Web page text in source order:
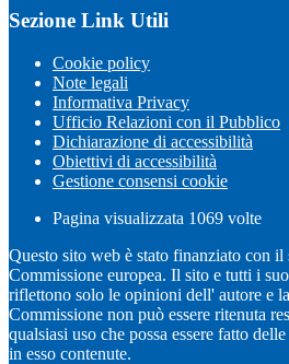
Sezione Link Utili
Cookie policy
Note legali
Informativa Privacy
Ufficio Relazioni con il Pubblico
Dichiarazione di accessibilità
Obiettivi di accessibilità
Gestione consensi cookie
Pagina visualizzata 1069 volte
Questo sito web è stato finanziato con il
Commissione europea. Il sito e tutti i
riflettono solo le opinioni dell' autore e la
Commissione non può essere ritenuta
qualsiasi uso che possa essere fatto
in esso contenute.